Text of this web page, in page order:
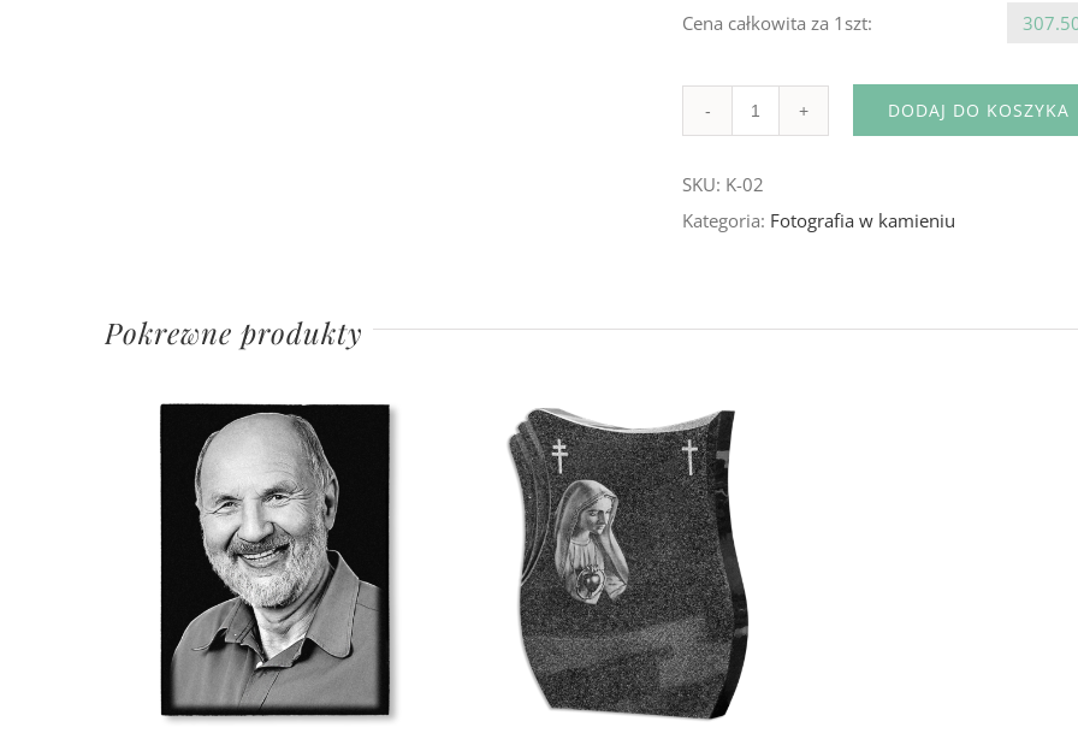
Cena całkowita za 1szt:
DODAJ DO KOSZYKA
SKU: K-02
Kategoria: Fotografia w kamieniu
Pokrewne produkty